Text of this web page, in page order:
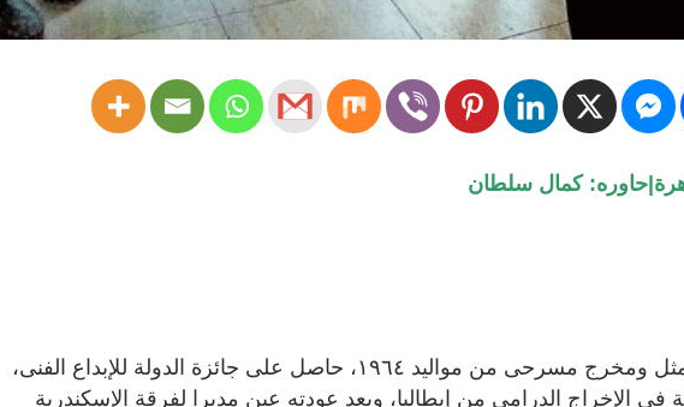
كمال سلطان
أشرف فاروق .. ممثل ومخرج مسرحى من مواليد ١٩٦٤، حاصل على جائزة الدولة للإبداع الفنى،
الإخراج الدرامى من إيطاليا، وبعد عودته عين مديرا لفرقة الإسكندرية